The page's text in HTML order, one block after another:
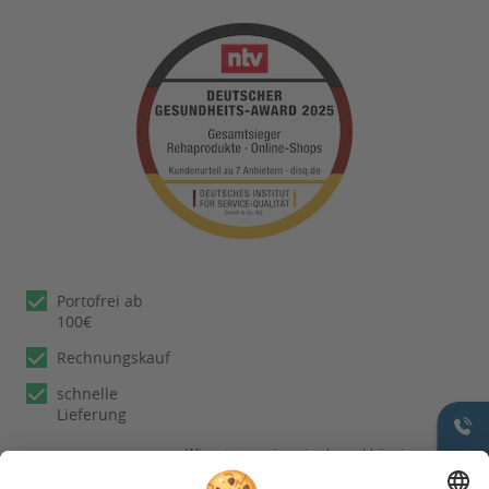
Portofrei ab
100€
Rechnungskauf
schnelle
Lieferung
Wir nutzen reviews.io als unabhängigen
Dienstleister für die Einholung von